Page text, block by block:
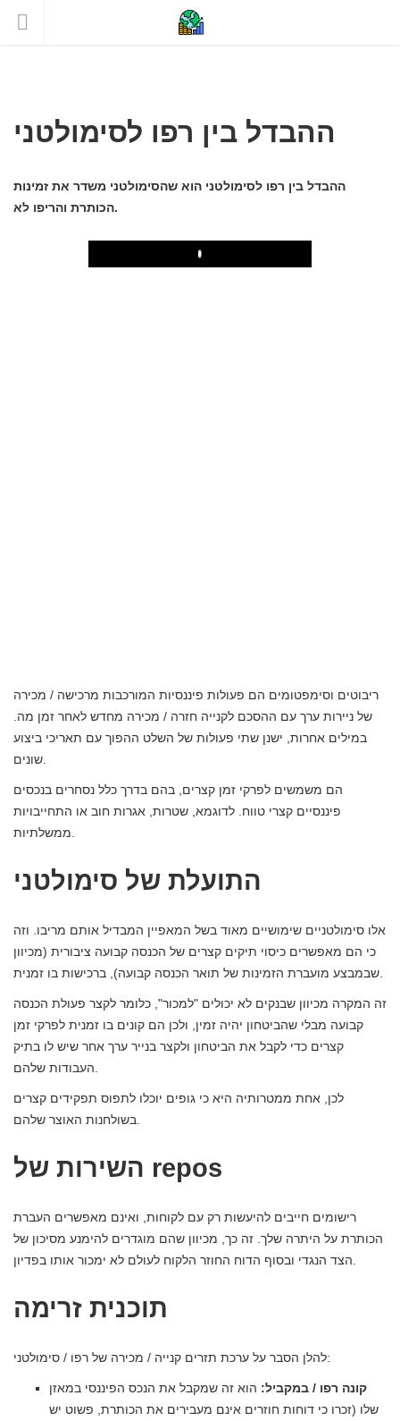
ההבדל בין רפו לסימולטני
ההבדל בין רפו לסימולטני הוא שהסימולטני משדר את זמינות
הכותרת והריפו לא.
Play
ריבוטים וסימפטומים הם פעולות פיננסיות המורכבות מרכישה / מכירה
של ניירות ערך עם ההסכם לקנייה חזרה / מכירה מחדש לאחר זמן מה.
במילים אחרות, ישנן שתי פעולות של השלט ההפוך עם תאריכי ביצוע
הם משמשים לפרקי זמן קצרים, בהם בדרך כלל נסחרים בנכסים
פיננסיים קצרי טווח. לדוגמא, שטרות, אגרות חוב או התחייבויות
התועלת של סימולטני
אלו סימולטניים שימושיים מאוד בשל המאפיין המבדיל אותם מריבו. וזה
כי הם מאפשרים כיסוי תיקים קצרים של הכנסה קבועה ציבורית (מכיוון
זה המקרה מכיוון שבנקים לא יכולים "למכור", כלומר לקצר פעולת הכנסה
קבועה מבלי שהביטחון יהיה זמין, ולכן הם קונים בו זמנית לפרקי זמן
קצרים כדי לקבל את הביטחון ולקצר בנייר ערך אחר שיש לו בתיק
לכן, אחת ממטרותיה היא כי גופים יוכלו לתפוס תפקידים קצרים
השירות של repos
רישומים חייבים להיעשות רק עם לקוחות, ואינם מאפשרים העברת
הכותרת על היתרה שלך. זה כך, מכיוון שהם מוגדרים להימנע מסיכון של
תוכנית זרימה
להלן הסבר על ערכת תזרים קנייה / מכירה של רפו / סימולטני:
קונה רפו / במקביל: הוא זה שמקבל את הנכס הפיננסי במאזן
שלו (זכרו כי דוחות חוזרים אינם מעבירים את הכותרת, פשוט יש